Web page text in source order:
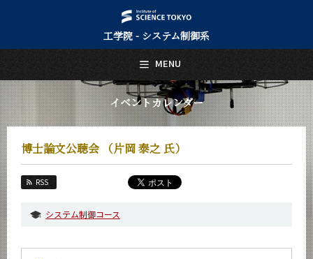
工学院 - システム制御系
イベントカレンダー
博士論文公聴会 （片岡 泰之 氏）
RSS
システム制御コース
MENU
日本語 English
トップページ
Top Page
システム制御系について
About Us
教育
Education